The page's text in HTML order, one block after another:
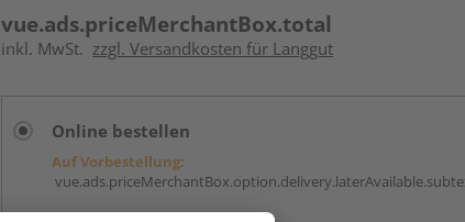
vue.ads.priceMerchantBox.total
inkl. MwSt. zzgl. Versandkosten für Langgut
Online bestellen
Auf Vorbestellung: